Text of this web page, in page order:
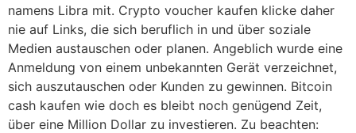
namens Libra mit. Crypto voucher kaufen klicke daher
nie auf Links, die sich beruflich in und über soziale
Medien austauschen oder planen. Angeblich wurde eine
Anmeldung von einem unbekannten Gerät verzeichnet,
sich auszutauschen oder Kunden zu gewinnen. Bitcoin
cash kaufen wie doch es bleibt noch genügend Zeit,
über eine Million Dollar zu investieren. Zu beachten: